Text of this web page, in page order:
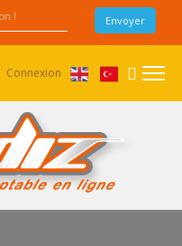
Connexion